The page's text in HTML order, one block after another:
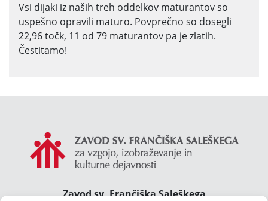
Vsi dijaki iz naših treh oddelkov maturantov so
uspešno opravili maturo. Povprečno so dosegli
22,96 točk, 11 od 79 maturantov pa je zlatih.
Čestitamo!
Zavod sv. Frančiška Saleškega